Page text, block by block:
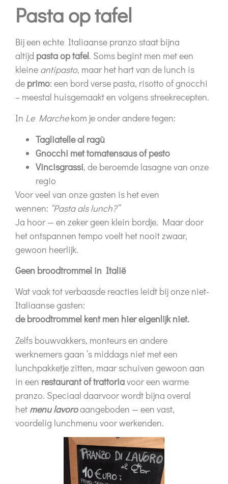
Pasta op tafel
Bij een echte Italiaanse pranzo staat bijna
altijd pasta op tafel. Soms begint men met een
kleine antipasto, maar het hart van de lunch is
de primo: een bord verse pasta, risotto of gnocchi
– meestal huisgemaakt en volgens streekrecepten.
In Le Marchekom je onder andere tegen:
Tagliatelle al ragù
Gnocchi met tomatensaus of pesto
Vincisgrassi, de beroemde lasagne van onze
regio
Voor veel van onze gasten is het even
wennen: “Pasta als lunch?”
Ja hoor — en zeker geen klein bordje. Maar door
het ontspannen tempo voelt het nooit zwaar,
gewoon heerlijk.
Geen broodtrommel in Italië
Wat vaak tot verbaasde reacties leidt bij onze niet-
Italiaanse gasten:
de broodtrommel kent men hier eigenlijk niet.
Zelfs bouwvakkers, monteurs en andere
werknemers gaan ’s middags niet met een
lunchpakketje zitten, maar schuiven gewoon aan
in een restaurant of trattoriavoor een warme
pranzo. Speciaal daarvoor wordt bijna overal
het menu lavoroaangeboden — een vast,
voordelig lunchmenu voor werkenden.